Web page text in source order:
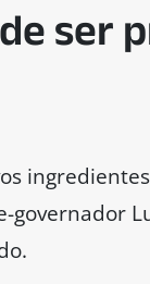
ser
governador